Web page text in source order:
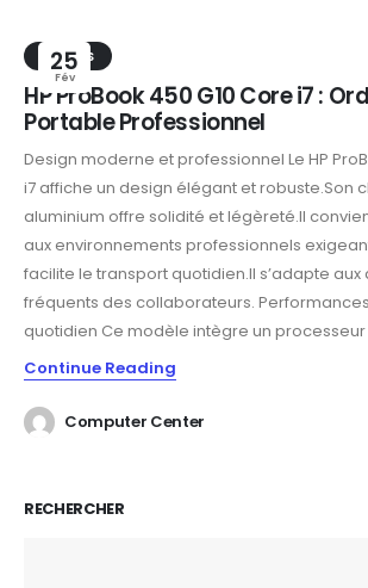
25
Fév
TRENDS
HP ProBook 450 G10 Core i7 :
Portable Professionnel
Design moderne et professionnel Le HP
i7 affiche un design élégant et robuste.Son
aluminium offre solidité et légèreté.Il
aux environnements professionnels
facilite le transport quotidien.Il s’adapte
fréquents des collaborateurs.
quotidien Ce modèle intègre un processeur
Continue Reading
Computer Center
RECHERCHER